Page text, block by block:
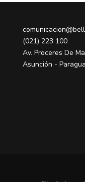
(021) 223 100
Av. Proceres De
Asunción -